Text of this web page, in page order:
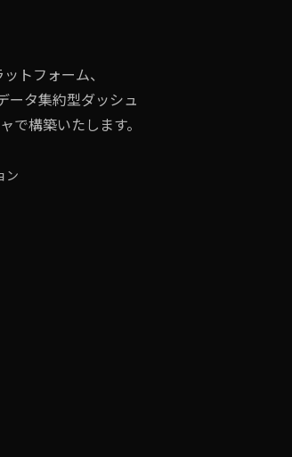
トフォーム、
ータ集約型ダッシュ
で構築いたします。
ン